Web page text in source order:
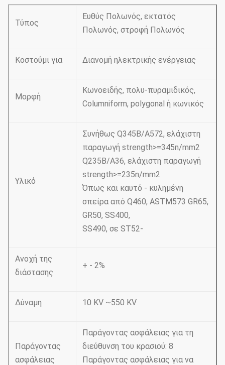
Τύπος
Ευθύς Πολωνός, εκτατός
Πολωνός, στροφή Πολωνός
Κοστούμι για Διανομή ηλεκτρικής ενέργειας
Μορφή
Κωνοειδής, πολυ-πυραμιδικός,
Columniform, polygonal ή κωνικός
Υλικό
Συνήθως Q345B/A572, ελάχιστη
παραγωγή strength>=345n/mm2
Q235B/A36, ελάχιστη παραγωγή
strength>=235n/mm2
Όπως και καυτό - κυλημένη
σπείρα από Q460, ASTM573 GR65,
GR50, SS400,
SS490, σε ST52-
Ανοχή της
διάστασης
+ - 2%
Δύναμη 10 KV ~550 KV
Παράγοντας
ασφάλειας
Παράγοντας ασφάλειας για τη
διεύθυνση του κρασιού: 8
Παράγοντας ασφάλειας για να